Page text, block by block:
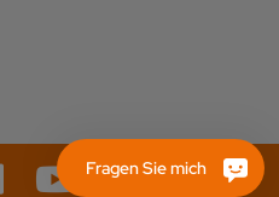
Fragen Sie mich